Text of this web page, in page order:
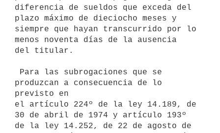
diferencia de sueldos que exceda del
plazo máximo de dieciocho meses y
siempre que hayan transcurrido por lo
menos noventa días de la ausencia
del titular.
produzcan a consecuencia de lo
previsto en
el artículo 224º de la ley 14.189, de
30 de abril de 1974 y artículo 193º
de la ley 14.252, de 22 de agosto de